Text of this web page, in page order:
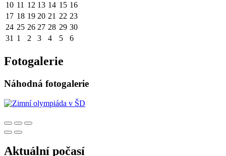
10 11 12 13 14 15 16
17 18 19 20 21 22 23
24 25 26 27 28 29 30
31 1 2 3 4 5 6
Fotogalerie
Náhodná fotogalerie
Aktuální počasí